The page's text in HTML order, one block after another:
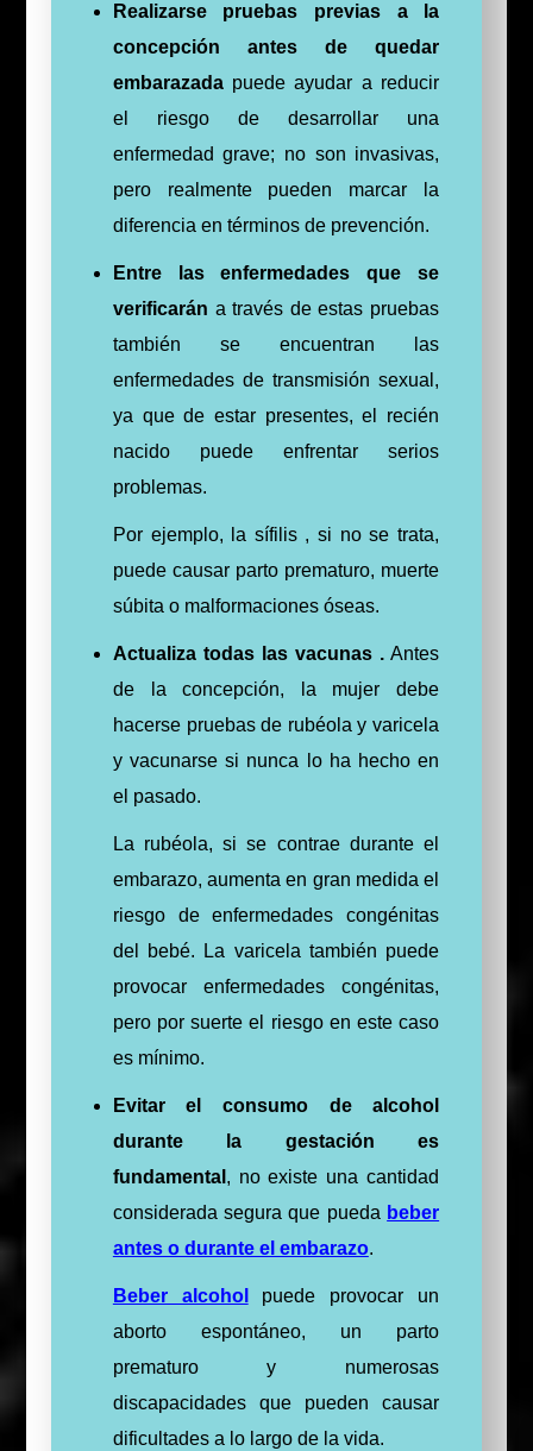
Realizarse pruebas previas a la
concepción antes de quedar
embarazadapuede ayudar a reducir
el riesgo de desarrollar una
enfermedad grave; no son invasivas,
pero realmente pueden marcar la
diferencia en términos de prevención.
Entre las enfermedades que se
verificarán a través de estas pruebas
también se encuentran las
enfermedades de transmisión sexual,
ya que de estar presentes, el recién
nacido puede enfrentar serios
problemas.
Por ejemplo, la sífilis , si no se trata,
puede causar parto prematuro, muerte
súbita o malformaciones óseas.
Actualiza todas las vacunas . Antes
de la concepción, la mujer debe
hacerse pruebas de rubéola y varicela
y vacunarse si nunca lo ha hecho en
el pasado.
La rubéola, si se contrae durante el
embarazo, aumenta en gran medida el
riesgo de enfermedades congénitas
del bebé. La varicela también puede
provocar enfermedades congénitas,
pero por suerte el riesgo en este caso
es mínimo.
Evitar el consumo de alcohol
durante la gestación es
fundamental , no existe una cantidad
considerada segura que pueda beber
antes o durante el embarazo.
Beber alcohol
puede provocar un
aborto espontáneo, un parto
prematuro y numerosas
discapacidades que pueden causar
dificultades a lo largo de la vida.